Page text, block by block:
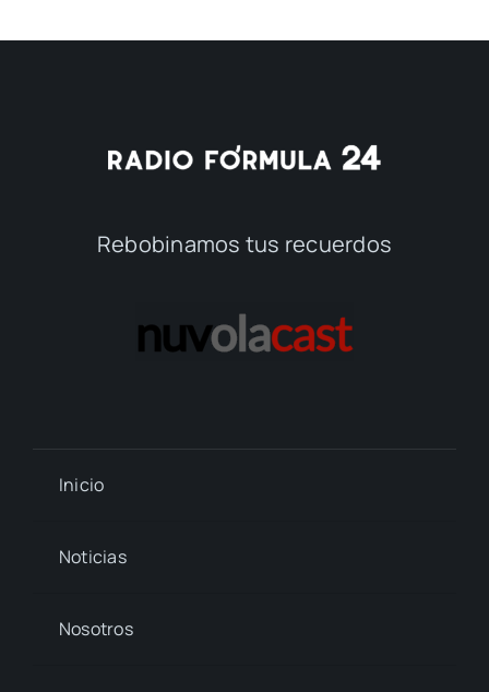
Rebobinamos tus recuerdos
Inicio
Noticias
Nosotros